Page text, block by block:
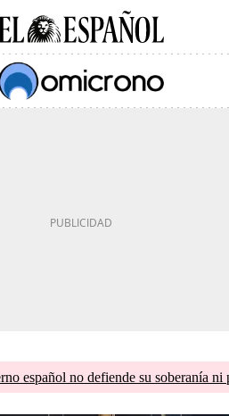
español no defiende su soberanía ni